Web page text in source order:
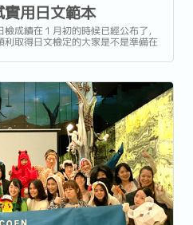
實用日文範本
成績在１月初的時候已經公布了，
利取得日文檢定的大家是不是準備在
日常使用的日文，跟面試時使用的